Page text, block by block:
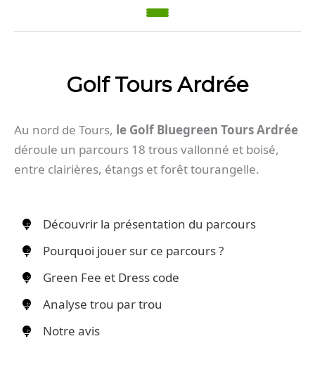
Golf Tours Ardrée
Au nord de Tours, le Golf Bluegreen Tours Ardrée
déroule un parcours 18 trous vallonné et boisé,
entre clairières, étangs et forêt tourangelle.
Découvrir la présentation du parcours
Pourquoi jouer sur ce parcours ?
Green Fee et Dress code
Analyse trou par trou
Notre avis